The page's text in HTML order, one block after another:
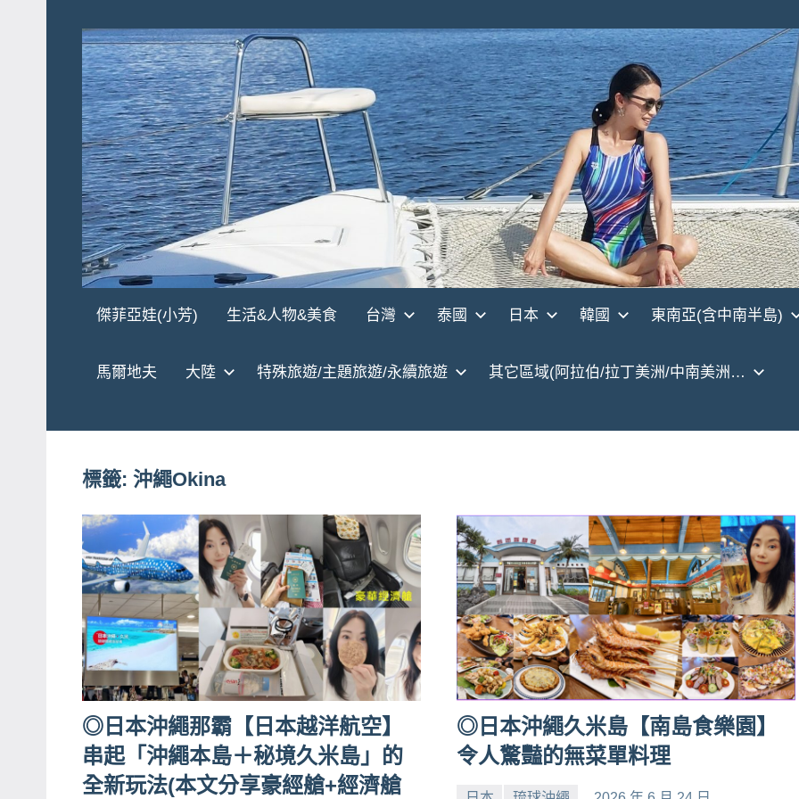
content
傑
娃
JEFFIA
FANG
團、
題
旅
遊、
達
人
帶
路、
旅
遊
節
目
傑菲亞娃(小芳) 生活&人物&美食 台灣 泰國 日本 韓國 東南亞(含中南半島)
馬爾地夫 大陸 特殊旅遊/主題旅遊/永續旅遊 其它區域(阿拉伯/拉丁美洲/中南美洲…
標籤: 沖繩Okina
◎日本沖繩那霸【日本越洋航空】
串起「沖繩本島＋秘境久米島」的
全新玩法(本文分享豪經艙+經濟艙
◎日本沖繩久米島【南島食樂園】
令人驚豔的無菜單料理